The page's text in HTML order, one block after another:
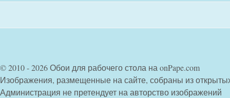
© 2010 - 2026 Обои для рабочего стола на onPape.com
Изображения, размещенные на сайте, собраны из
Администрация не претендует на авторство изображений